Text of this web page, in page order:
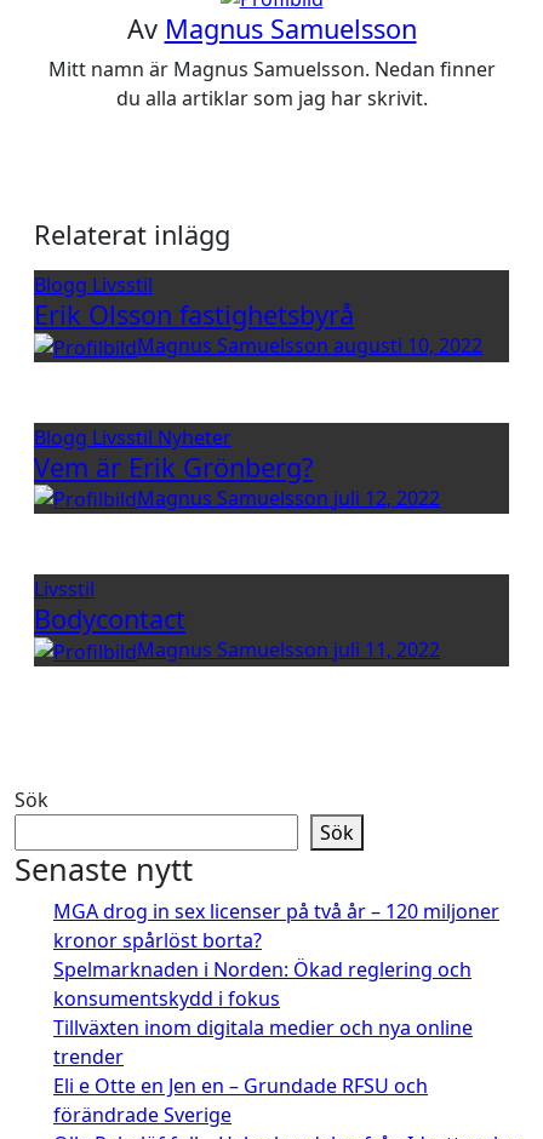
Av Magnus Samuelsson
Mitt namn är Magnus Samuelsson. Nedan finner
du alla artiklar som jag har skrivit.
Relaterat inlägg
Blogg Livsstil
Erik Olsson fastighetsbyrå
Magnus Samuelsson augusti 10, 2022
Blogg Livsstil Nyheter
Vem är Erik Grönberg?
Magnus Samuelsson juli 12, 2022
Livsstil
Bodycontact
Magnus Samuelsson juli 11, 2022
Sök
Sök
Senaste nytt
MGA drog in sex licenser på två år – 120 miljoner
kronor spårlöst borta?
Spelmarknaden i Norden: Ökad reglering och
konsumentskydd i fokus
Tillväxten inom digitala medier och nya online
trender
Eli e Otte en Jen en – Grundade RFSU och
förändrade Sverige